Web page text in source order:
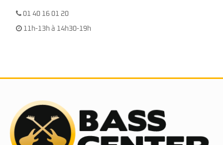
01 40 16 01 20
11h-13h à 14h30-19h